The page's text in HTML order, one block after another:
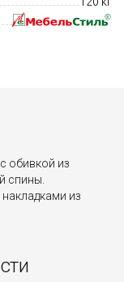
обивкой из
спины.
из